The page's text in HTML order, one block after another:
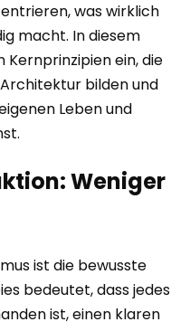
was wirklich
macht. In diesem
ein, die
bilden und
Leben und
Weniger
ist die bewusste
bedeutet, dass jedes
ist, einen klaren